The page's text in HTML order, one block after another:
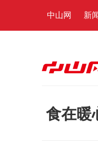
中山网 新
食在暖